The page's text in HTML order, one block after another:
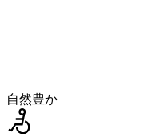
自然豊か